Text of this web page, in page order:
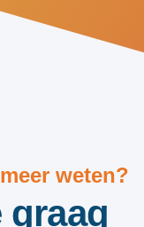
weten?
graag